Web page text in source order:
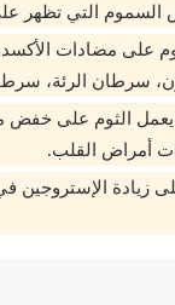
السموم التي تظهر
على مضادات
سرطان الرئة،
زيادة الإستروجين